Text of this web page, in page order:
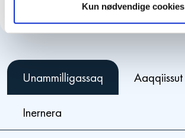
Kun nødvendige cookies
Unammilligassaq Aaqqiissut
Inernera